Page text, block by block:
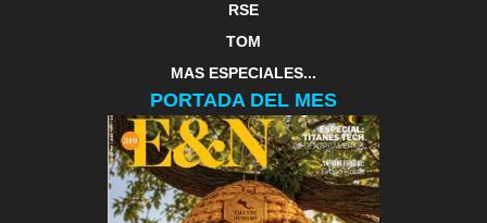
RSE
TOM
MAS ESPECIALES...
PORTADA DEL MES